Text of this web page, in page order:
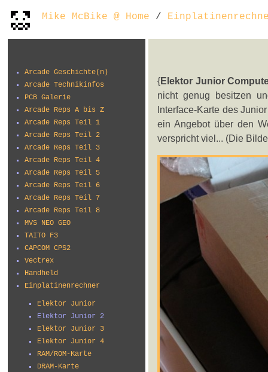
Mike McBike @ Home /
Arcade Geschichte(n)
Arcade Technikinfos
PCB Galerie
Arcade Reps A bis Z
Arcade Reps Teil 1
Arcade Reps Teil 2
Arcade Reps Teil 3
Arcade Reps Teil 4
Arcade Reps Teil 5
Arcade Reps Teil 6
Arcade Reps Teil 7
Arcade Reps Teil 8
MVS NEO GEO
TAITO F3
CAPCOM CPS2
Vectrex
Handheld
Einplatinenrechner
Elektor Junior
Elektor Junior 2
Elektor Junior 3
Elektor Junior 4
RAM/ROM-Karte
DRAM-Karte
{Elektor Junior
nicht genug besitzen
Interface-Karte des
ein Angebot über den
verspricht viel... (Die